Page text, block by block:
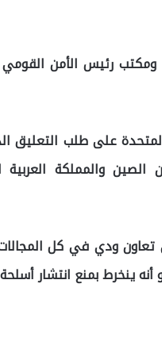
رئيس الأمن القومي
على طلب التعليق
والمملكة
تعاون ودي في كل
ينخرط بمنع انتشار